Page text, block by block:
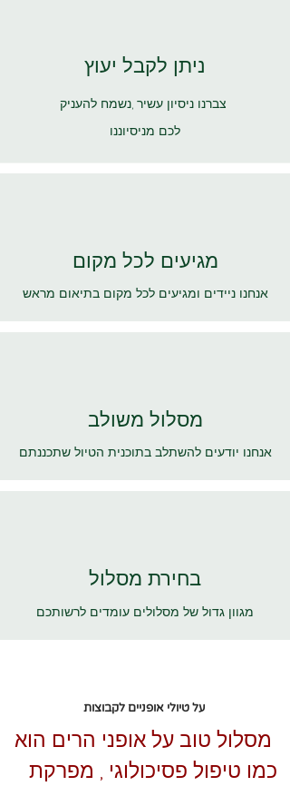
ניתן לקבל יעוץ
לכם מניסיוננו
מגיעים לכל מקום
אנחנו ניידים ומגיעים לכל מקום בתיאום מראש
מסלול משולב
אנחנו יודעים להשתלב בתוכנית הטיול שתכננתם
בחירת מסלול
מגוון גדול של מסלולים עומדים לרשותכם
על טיולי אופניים לקבוצות
מסלול טוב על אופני הרים הוא
כמו טיפול פסיכולוגי , מפרקת